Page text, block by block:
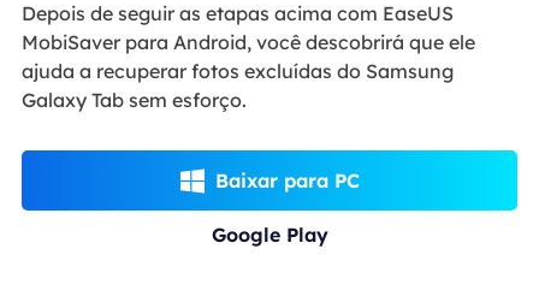
Depois de seguir as etapas acima com EaseUS
MobiSaver para Android, você descobrirá que ele
ajuda a recuperar fotos excluídas do Samsung
Galaxy Tab sem esforço.
 Baixar para PC
Google Play